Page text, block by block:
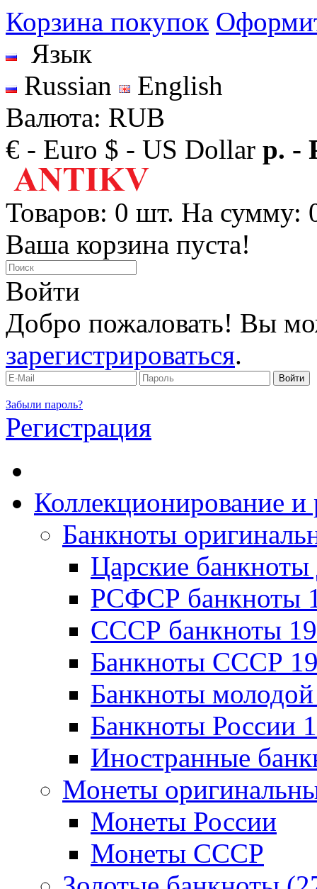
Корзина покупок
Язык
Russian
English
Валюта: RUB
€ - Euro $ - US Dollar р. -
Товаров: 0 шт. На сумму:
Ваша корзина пуста!
Войти
Добро пожаловать! Вы
зарегистрироваться.
Забыли пароль?
Регистрация
Коллекционирование и
Банкноты
Царские банкноты
РСФСР банкноты
CССР банкноты
Банкноты CCCР
Банкноты
Банкноты России
Иностранные
Монеты
Монеты России
Монеты СССР